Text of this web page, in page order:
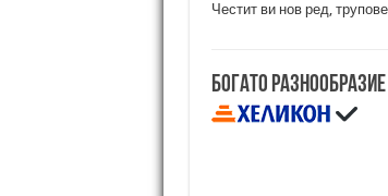
Честит ви нов ред,
Богато